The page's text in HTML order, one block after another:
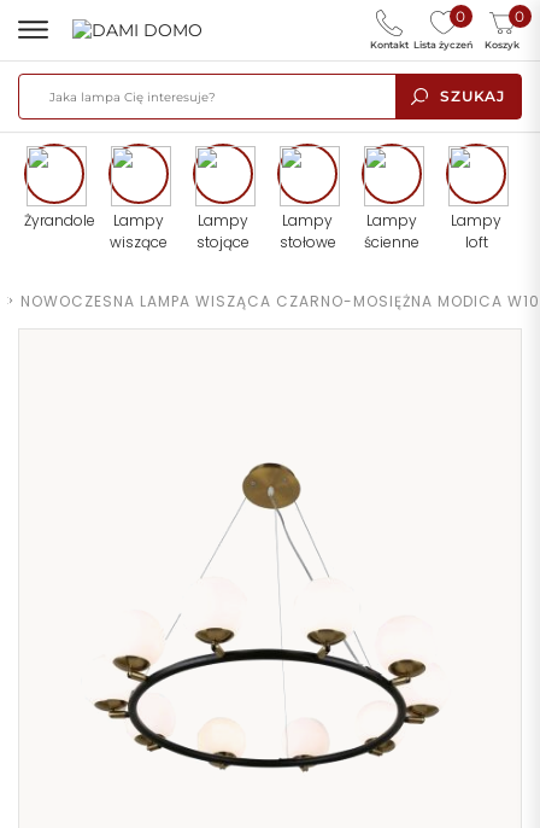
SZUKAJ
0
Lista życzeń
0
Koszyk
Kontakt
Żyrandole
Lampy
wiszące
Lampy
stojące
Lampy
stołowe
Lampy
ścienne
Lampy
loft
> NOWOCZESNA LAMPA WISZĄCA CZARNO-MOSIĘŻNA MODICA W10